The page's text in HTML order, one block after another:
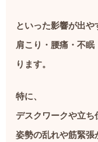
といった影響が出や
肩こり・腰痛・不
ります。
特に、
デスクワークや立ち
姿勢の乱れや筋緊張